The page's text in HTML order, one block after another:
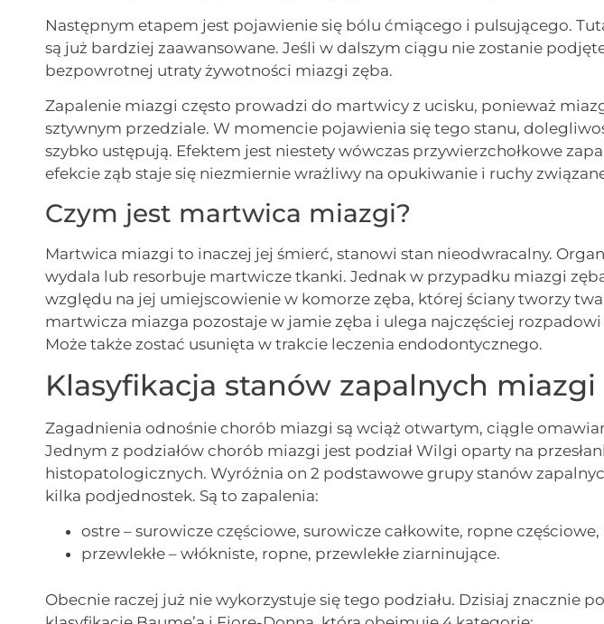
Następnym etapem jest pojawienie się bólu ćmiącego i pulsującego.
są już bardziej zaawansowane. Jeśli w dalszym ciągu nie zostanie
bezpowrotnej utraty żywotności miazgi zęba.
Zapalenie miazgi często prowadzi do martwicy z ucisku, ponieważ
sztywnym przedziale. W momencie pojawienia się tego stanu,
szybko ustępują. Efektem jest niestety wówczas przywierzchołkowe
efekcie ząb staje się niezmiernie wrażliwy na opukiwanie i ruchy
Czym jest martwica miazgi?
Martwica miazgi to inaczej jej śmierć, stanowi stan nieodwracalny.
wydala lub resorbuje martwicze tkanki. Jednak w przypadku miazgi
względu na jej umiejscowienie w komorze zęba, której ściany tworzy
martwicza miazga pozostaje w jamie zęba i ulega najczęściej
Może także zostać usunięta w trakcie leczenia endodontycznego.
Klasyfikacja stanów zapalnych miazgi
Zagadnienia odnośnie chorób miazgi są wciąż otwartym, ciągle
Jednym z podziałów chorób miazgi jest podział Wilgi oparty na
histopatologicznych. Wyróżnia on 2 podstawowe grupy stanów
kilka podjednostek. Są to zapalenia:
ostre – surowicze częściowe, surowicze całkowite, ropne
przewlekłe – włókniste, ropne, przewlekłe ziarninujące.
Obecnie raczej już nie wykorzystuje się tego podziału. Dzisiaj znacznie